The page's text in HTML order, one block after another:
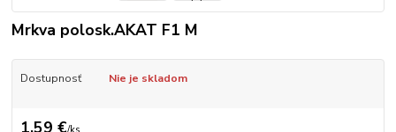
Mrkva polosk.AKAT F1 M
Dostupnosť Nie je skladom
1,59 €